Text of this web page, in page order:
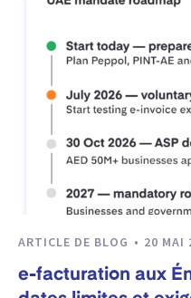
ARTICLE DE BLOG 20 MAI
e-facturation aux